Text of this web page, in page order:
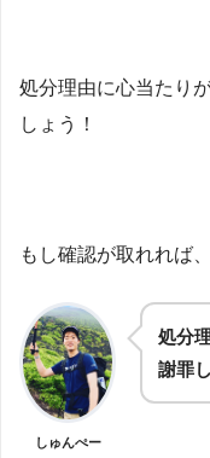
処分理由に心当たり
しょう！
もし確認が取れれば
しゅんぺー
処分
謝罪